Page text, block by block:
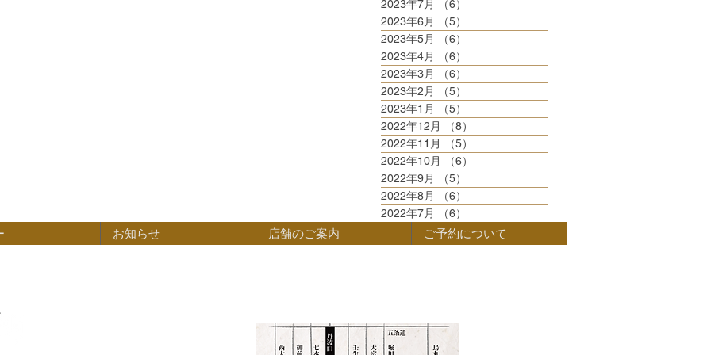
2023年7月
（6）
2023年6月
（5）
2023年5月
（6）
2023年4月
（6）
2023年3月
（6）
2023年2月
（5）
2023年1月
（5）
2022年12月
（8）
2022年11月
（5）
2022年10月
（6）
2022年9月
（5）
2022年8月
（6）
2022年7月
（6）
お知らせ 店舗のご案内 ご予約について